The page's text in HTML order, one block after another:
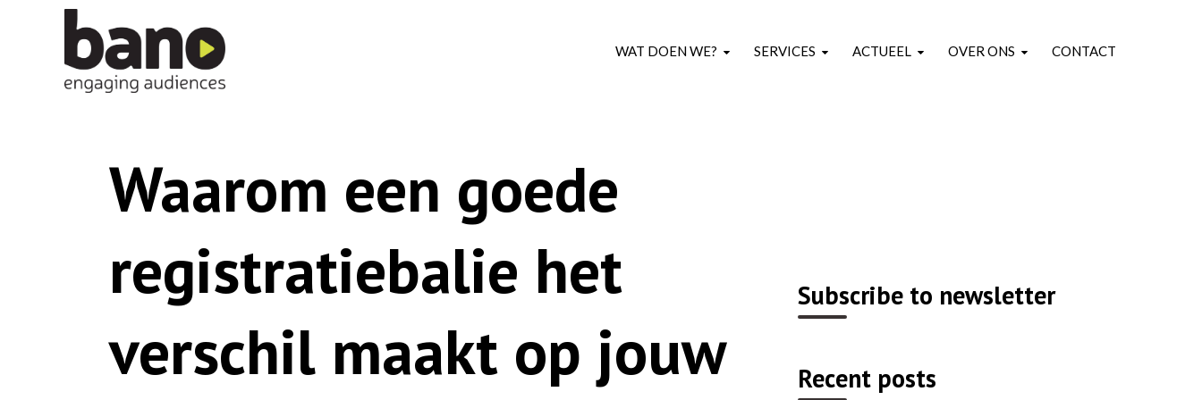
WAT DOEN WE? SERVICES ACTUEEL OVER ONS CONTACT
Waarom een goede
registratiebalie het
verschil maakt op jouw
Subscribe to newsletter
Recent posts